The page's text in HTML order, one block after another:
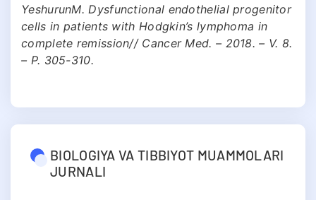
YeshurunM. Dysfunctional endothelial progenitor
cells in patients with Hodgkin’s lymphoma in
complete remission// Cancer Med. – 2018. – V. 8.
– P. 305-310.
BIOLOGIYA VA TIBBIYOT MUAMMOLARI
JURNALI